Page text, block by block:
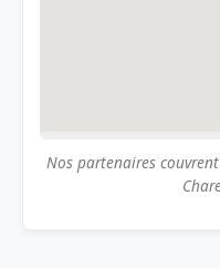
Nos partenaires